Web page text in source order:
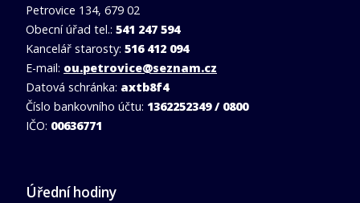
Petrovice 134, 679 02
Obecní úřad tel.: 541 247 594
Kancelář starosty: 516 412 094
E-mail: ou.petrovice@seznam.cz
Datová schránka: axtb8f4
Číslo bankovního účtu: 1362252349 / 0800
IČO: 00636771
Úřední hodiny